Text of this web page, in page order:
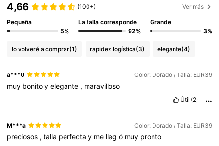
4,66 (100+) Ver más
Pequeña
5%
La talla corresponde
92%
Grande
3%
lo volveré a comprar(1) rapidez logística(3) elegante(4)
a***0 Color: Dorado / Talla: EUR39
muy bonitoyelegante , maravilloso
Útil (2)
M***a Color: Dorado / Talla: EUR39
preciosos ,talla perfectay me llegó muy pronto